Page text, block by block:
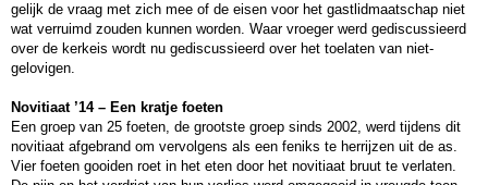
gelijk de vraag met zich mee of de eisen voor het gastlidmaatschap niet
wat verruimd zouden kunnen worden. Waar vroeger werd gediscussieerd
over de kerkeis wordt nu gediscussieerd over het toelaten van niet-
gelovigen.
Novitiaat ’14 – Een kratje foeten
Een groep van 25 foeten, de grootste groep sinds 2002, werd tijdens dit
novitiaat afgebrand om vervolgens als een feniks te herrijzen uit de as.
Vier foeten gooiden roet in het eten door het novitiaat bruut te verlaten.